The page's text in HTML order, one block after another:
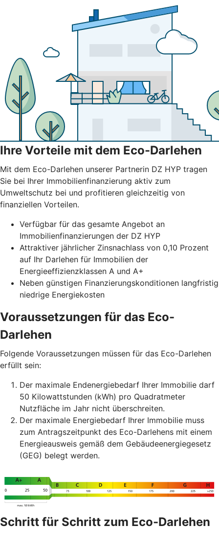
Ihre Vorteile mit dem Eco-Darlehen
Mit dem Eco-Darlehen unserer Partnerin DZ HYP tragen
Sie bei Ihrer Immobilienfinanzierung aktiv zum
Umweltschutz bei und profitieren gleichzeitig von
finanziellen Vorteilen.
Verfügbar für das gesamte Angebot an
Immobilienfinanzierungen der DZ HYP
Attraktiver jährlicher Zinsnachlass von 0,10 Prozent
auf Ihr Darlehen für Immobilien der
Energieeffizienzklassen A und A+
Neben günstigen Finanzierungskonditionen langfristig
niedrige Energiekosten
Voraussetzungen für das Eco-
Darlehen
Folgende Voraussetzungen müssen für das Eco-Darlehen
erfüllt sein:
Der maximale Endenergiebedarf Ihrer Immobilie darf
50 Kilowattstunden (kWh) pro Quadratmeter
Nutzfläche im Jahr nicht überschreiten.
Der maximale Energiebedarf Ihrer Immobilie muss
zum Antragszeitpunkt des Eco-Darlehens mit einem
Energieausweis gemäß dem Gebäudeenergiegesetz
(GEG) belegt werden.
Schritt für Schritt zum Eco-Darlehen